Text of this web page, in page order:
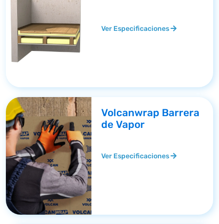
Ver Especificaciones
Volcanwrap Barrera
de Vapor
Ver Especificaciones